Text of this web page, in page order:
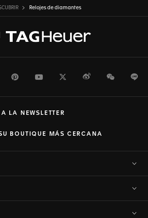
Relojes de diamantes
PinterestYoutubeTwitterWeiboWeChat
BOUTIQUE MÁS CERCANA
LA NEWSLETTER